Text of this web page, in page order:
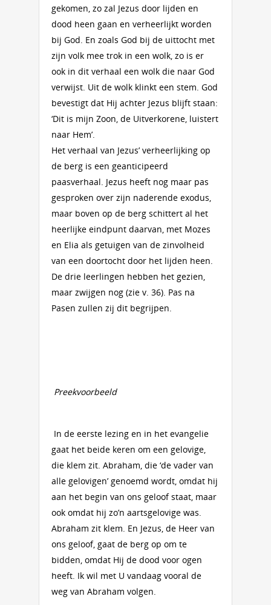
gekomen, zo zal Jezus door lijden en
dood heen gaan en verheerlijkt worden
bij God. En zoals God bij de uittocht met
zijn volk mee trok in een wolk, zo is er
ook in dit verhaal een wolk die naar God
verwijst. Uit de wolk klinkt een stem. God
bevestigt dat Hij achter Jezus blijft staan:
‘Dit is mijn Zoon, de Uitverkorene, luistert
naar Hem’.
Het verhaal van Jezus’ verheerlijking op
de berg is een geanticipeerd
paasverhaal. Jezus heeft nog maar pas
gesproken over zijn naderende exodus,
maar boven op de berg schittert al het
heerlijke eindpunt daarvan, met Mozes
en Elia als getuigen van de zinvolheid
van een doortocht door het lijden heen.
De drie leerlingen hebben het gezien,
maar zwijgen nog (zie v. 36). Pas na
Pasen zullen zij dit begrijpen.
Preekvoorbeeld
In de eerste lezing en in het evangelie
gaat het beide keren om een gelovige,
die klem zit. Abraham, die ‘de vader van
alle gelovigen’ genoemd wordt, omdat hij
aan het begin van ons geloof staat, maar
ook omdat hij zo’n aartsgelovige was.
Abraham zit klem. En Jezus, de Heer van
ons geloof, gaat de berg op om te
bidden, omdat Hij de dood voor ogen
heeft. Ik wil met U vandaag vooral de
weg van Abraham volgen.